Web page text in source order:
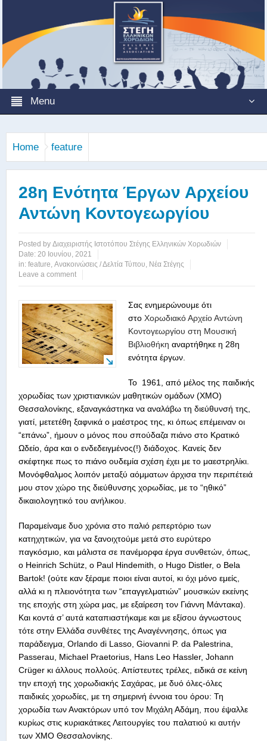
Menu
Home feature
28η Ενότητα Έργων Αρχείου
Αντώνη Κοντογεωργίου
Posted by Διαχειριστής Ιστοτόπου Στέγης Ελληνικών Χορωδιών
Date: 20 Ιουνίου, 2021
in: feature Ανακοινώσεις / Δελτία Τύπου Νέα Στέγης
Leave a comment
Σας ενημερώνουμε ότι
στο Χορωδιακό Αρχείο Αντώνη
Κοντογεωργίου στη Μουσική
Βιβλιοθήκη αναρτήθηκε η 28η
ενότητα έργων.
Το 1961, από μέλος της παιδικής
χορωδίας των χριστιανικών μαθητικών ομάδων (ΧΜΟ)
Θεσσαλονίκης, εξαναγκάστηκα να αναλάβω τη διεύθυνσή της,
γιατί, μετετέθη ξαφνικά ο μαέστρος της, κι όπως επέμειναν οι
“επάνω”, ήμουν ο μόνος που σπούδαζα πιάνο στο Κρατικό
Ωδείο, άρα και ο ενδεδειγμένος(!) διάδοχος. Κανείς δεν
σκέφτηκε πως το πιάνο ουδεμία σχέση έχει με το μαεστρηλίκι.
Μονόφθαλμος λοιπόν μεταξύ αόμματων άρχισα την περιπέτειά
μου στον χώρο της διεύθυνσης χορωδίας, με το “ηθικό”
δικαιολογητικό του ανήλικου.
Παραμείναμε δυο χρόνια στο παλιό ρεπερτόριο των
κατηχητικών, για να ξανοιχτούμε μετά στο ευρύτερο
παγκόσμιο, και μάλιστα σε πανέμορφα έργα συνθετών, όπως,
o Heinrich Schütz, ο Paul Hindemith, ο Hugo Distler, ο Bela
Bartok! (ούτε καν ξέραμε ποιοι είναι αυτοί, κι όχι μόνο εμείς,
αλλά κι η πλειονότητα των “επαγγελματιών” μουσικών εκείνης
της εποχής στη χώρα μας, με εξαίρεση τον Γιάννη Μάντακα).
Και κοντά σ’ αυτά καταπιαστήκαμε και με εξίσου άγνωστους
τότε στην Ελλάδα συνθέτες της Αναγέννησης, όπως για
παράδειγμα, Orlando di Lasso, Giovanni P. da Palestrina,
Passerau, Michael Praetorius, Hans Leo Hassler, Johann
Crüger κι άλλους πολλούς. Απίστευτες τρέλες, ειδικά σε κείνη
την εποχή της χορωδιακής Σαχάρας, με δυό όλες-όλες
παιδικές χορωδίες, με τη σημερινή έννοια του όρου: Τη
χορωδία των Ανακτόρων υπό τον Μιχάλη Αδάμη, που έψαλλε
κυρίως στις κυριακάτικες Λειτουργίες του παλατιού κι αυτήν
των ΧΜΟ Θεσσαλονίκης.